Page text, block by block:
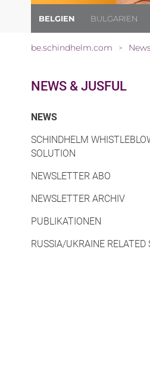
BELGIEN BULGARIEN
be.schindhelm.com >
NEWS & JUSFUL
NEWS(CURRENT)
SCHINDHELM
SOLUTION
NEWSLETTER ABO
NEWSLETTER ARCHIV
PUBLIKATIONEN
RUSSIA/UKRAINE RELATED